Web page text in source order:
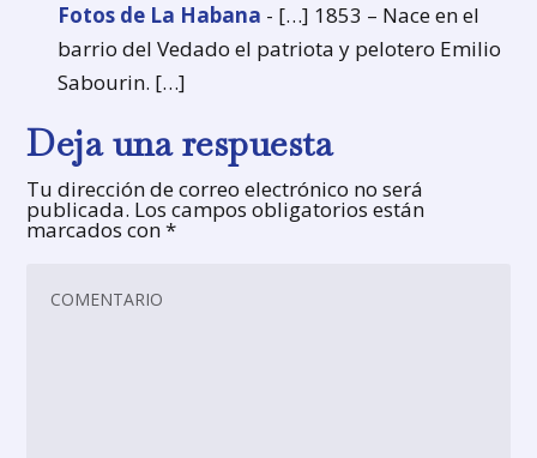
Fotos de La Habana - […] 1853 – Nace en el
barrio del Vedado el patriota y pelotero Emilio
Sabourin. […]
Deja una respuesta
Tu dirección de correo electrónico no será
publicada. Los campos obligatorios están
marcados con*